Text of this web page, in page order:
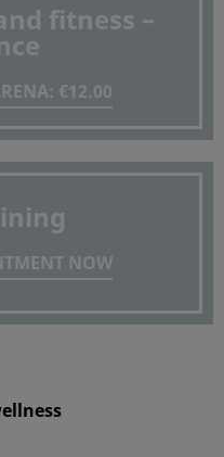
fitness –
€12.00
NOW